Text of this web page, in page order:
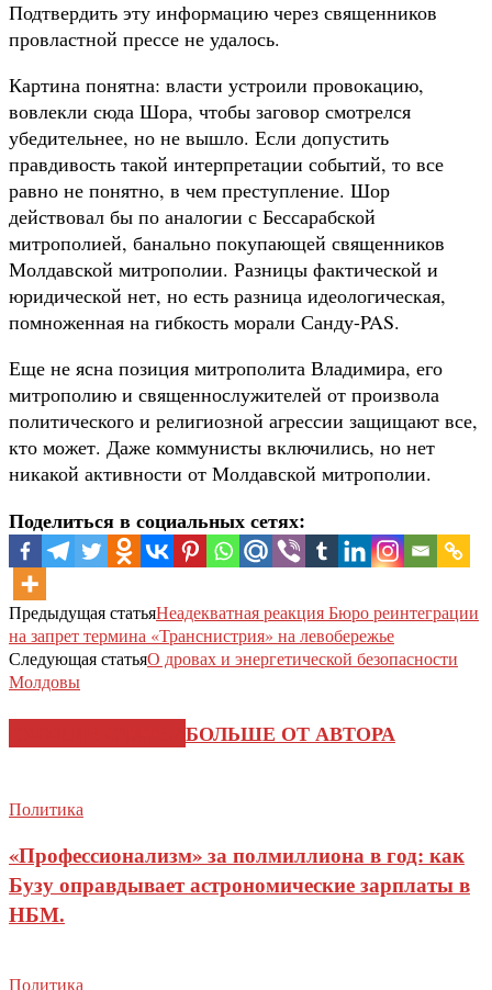
Подтвердить эту информацию через священников
провластной прессе не удалось.
Картина понятна: власти устроили провокацию,
вовлекли сюда Шора, чтобы заговор смотрелся
убедительнее, но не вышло. Если допустить
правдивость такой интерпретации событий, то все
равно не понятно, в чем преступление. Шор
действовал бы по аналогии с Бессарабской
митрополией, банально покупающей священников
Молдавской митрополии. Разницы фактической и
юридической нет, но есть разница идеологическая,
помноженная на гибкость морали Санду-PAS.
Еще не ясна позиция митрополита Владимира, его
митрополию и священнослужителей от произвола
политического и религиозной агрессии защищают все,
кто может. Даже коммунисты включились, но нет
никакой активности от Молдавской митрополии.
Поделиться в социальных сетях:
Предыдущая статьяНеадекватная реакция Бюро реинтеграции
на запрет термина «Транснистрия» на левобережье
Следующая статьяО дровах и энергетической безопасности
Молдовы
БОЛЬШЕ ОТ АВТОРА
Политика
«Профессионализм» за полмиллиона в год: как
Бузу оправдывает астрономические зарплаты в
НБМ.
Политика